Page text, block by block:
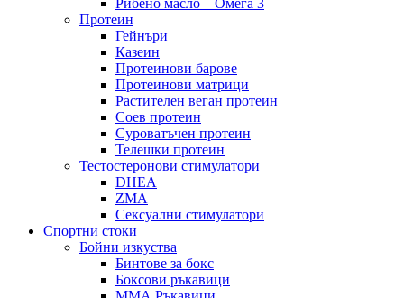
Протеин
Гейнъри
Казеин
Протеинови барове
Протеинови матрици
Растителен веган протеин
Соев протеин
Суроватъчен протеин
Телешки протеин
Тестостеронови стимулатори
DHEA
ZMA
Сексуални стимулатори
Спортни стоки
Бойни изкуства
Бинтове за бокс
Боксови ръкавици